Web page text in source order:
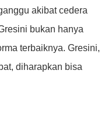
akibat cedera
bukan hanya
terbaiknya. Gresini,
diharapkan bisa